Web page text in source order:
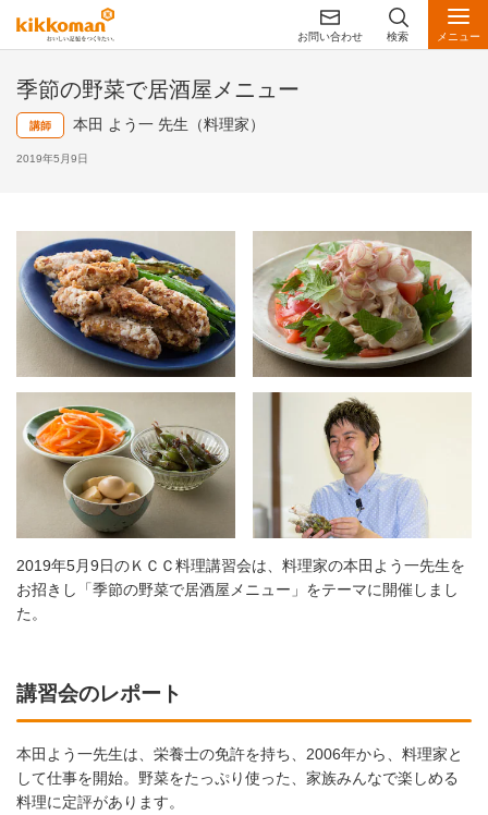
お問い合わせ 検索 メニュー
季節の野菜で居酒屋メニュー
講師 本田 よう一 先生（料理家）
2019年5月9日
2019年5月9日のＫＣＣ料理講習会は、料理家の本田よう一先生を
お招きし「季節の野菜で居酒屋メニュー」をテーマに開催しまし
た。
講習会のレポート
本田よう一先生は、栄養士の免許を持ち、2006年から、料理家と
して仕事を開始。野菜をたっぷり使った、家族みんなで楽しめる
料理に定評があります。